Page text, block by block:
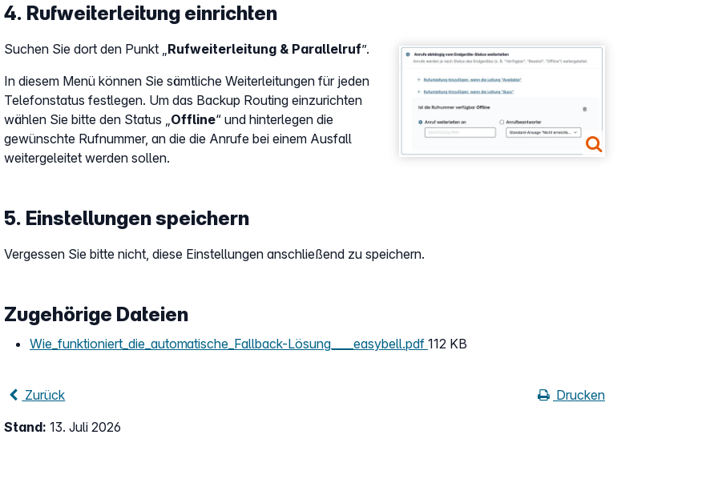
4. Rufweiterleitung einrichten
Show larger version
Suchen Sie dort den Punkt „ Rufweiterleitung & Parallelruf”.
In diesem Menü können Sie sämtliche Weiterleitungen für jeden
Telefonstatus festlegen. Um das Backup Routing einzurichten
wählen Sie bitte den Status „ Offline“ und hinterlegen die
gewünschte Rufnummer, an die die Anrufe bei einem Ausfall
weitergeleitet werden sollen.
5. Einstellungen speichern
Vergessen Sie bitte nicht, diese Einstellungen anschließend zu speichern.
Zugehörige Dateien
Wie_funktioniert_die_automatische_Fallback-Lösung____easybell.pdf 112 KB
Zurück
Drucken
Stand: 13. Juli 2026